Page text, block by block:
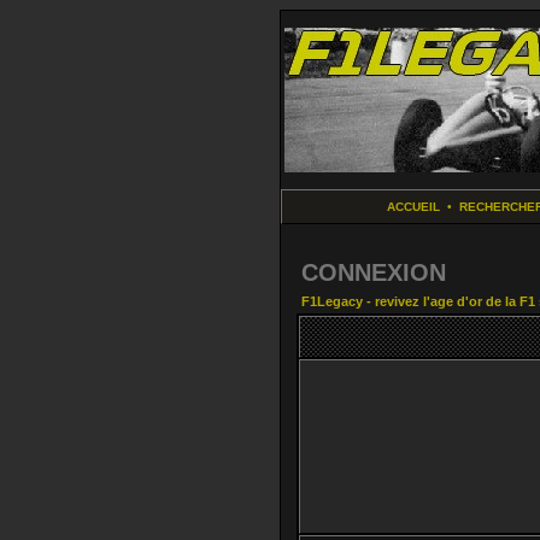
ACCUEIL •
CONNEXION
F1Legacy - revivez l'age d'or de la